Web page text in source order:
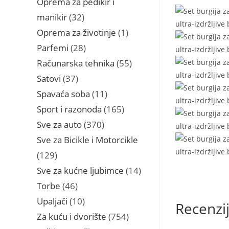
manikir 3232
proizvoda
Oprema za životinje 1 1
Parfemi 2828
proizvoda
Računarska tehnika 5555
Satovi 3737
proizvoda
Spavaća soba 11 11
proizvoda
Sport i razonoda 165165
Sve za auto 370370
proizvoda
Sve za Bicikle i Motorcikle
129129
proizvoda
Sve za kućne ljubimce 1414
Torbe 4646
proizvoda
Upaljači 1010
proizvoda
Za kuću i dvorište 754754